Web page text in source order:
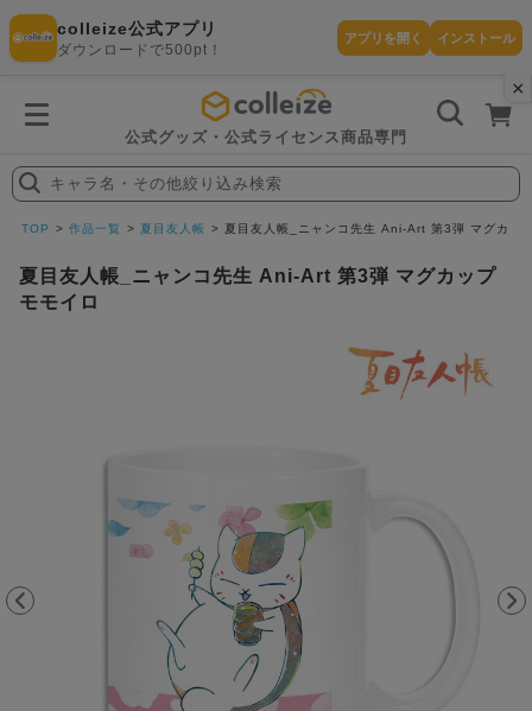
×
colleize公式アプリ
ダウンロードで500pt！
アプリを開く インストール
公式グッズ・公式ライセンス商品専門
探
す
キャラ名・その他絞り込み検索
TOP 作品一覧 夏目友人帳 夏目友人帳_ニャンコ先生 Ani-Art 第3弾 マグカッ
夏目友人帳_ニャンコ先生 Ani-Art 第3弾 マグカップ
モモイロ